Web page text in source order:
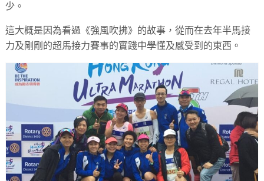
少。
這大概是因為看過《強風吹拂》的故事，從而在去年半馬接
力及剛剛的超馬接力賽事的實踐中學懂及感受到的東西。